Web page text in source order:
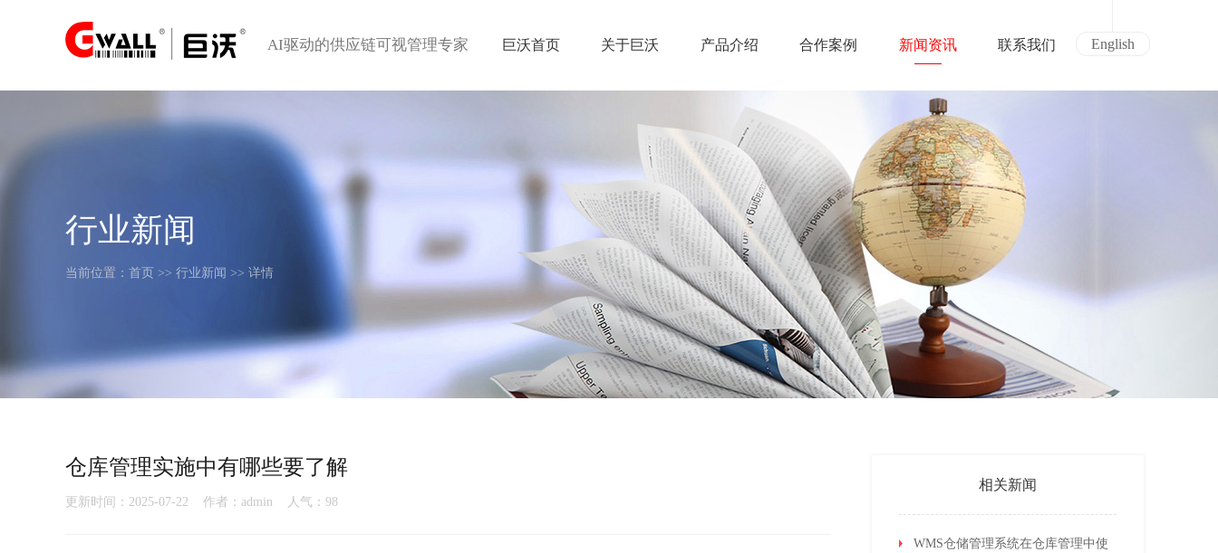
AI驱动的供应链可视管理专家 巨沃首页 关于巨沃 产品介绍 合作案例 新闻资讯 联系我们 English
行业新闻
当前位置： 首页 >> 行业新闻 >> 详情
仓库管理实施中有哪些要了解
更新时间：2025-07-22 作者：admin 人气： 98
相关新闻
WMS仓储管理系统在仓库管理中使